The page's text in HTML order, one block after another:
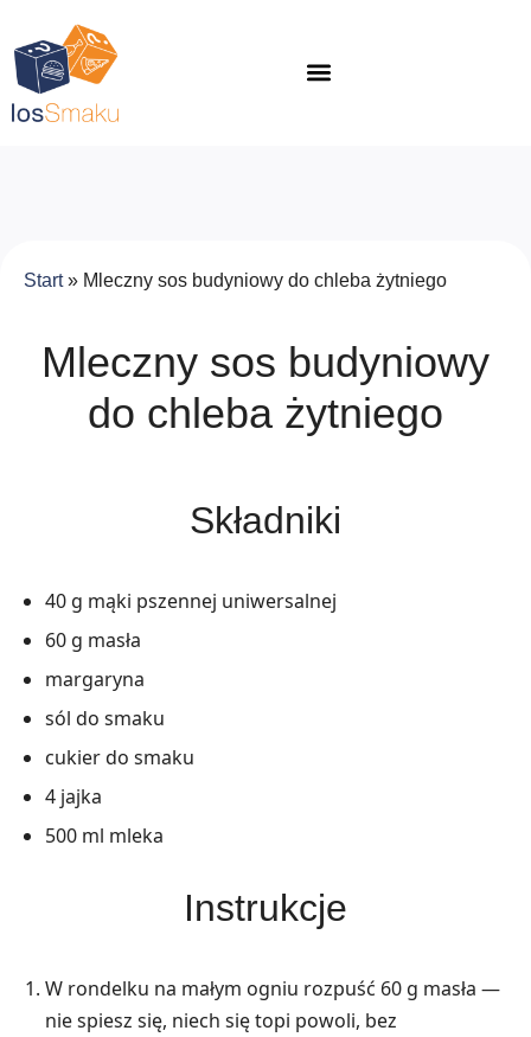
Start» Mleczny sos budyniowy do chleba żytniego
Mleczny sos budyniowy
do chleba żytniego
Składniki
40 g mąki pszennej uniwersalnej
60 g masła
margaryna
sól do smaku
cukier do smaku
4 jajka
500 ml mleka
Instrukcje
W rondelku na małym ogniu rozpuść 60 g masła —
nie spiesz się, niech się topi powoli, bez